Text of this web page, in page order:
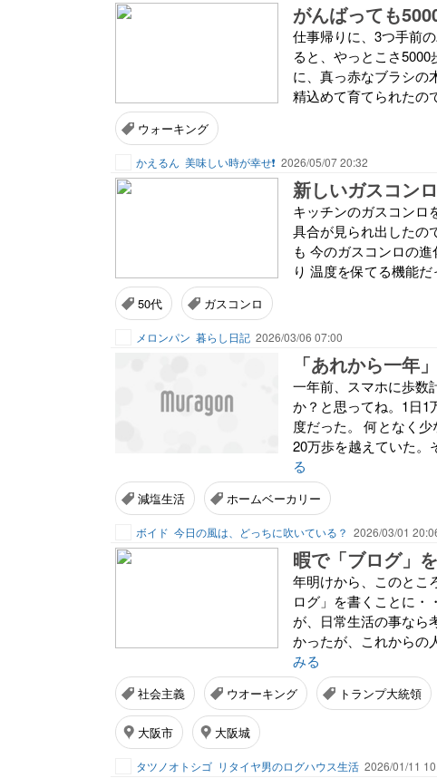
がんばっても
仕事帰りに、3つ手前
ると、やっとこさ
に、真っ赤なブラシの
精込めて育てられたの
ウォーキング
かえるん 美味しい時が幸せ❗️ 2026/05/07 20:32
新しいガスコン
キッチンのガスコンロ
具合が見られ出したの
も 今のガスコンロの
り 温度を保てる機能
50代 ガスコンロ
メロンパン 暮らし日記 2026/03/06 07:00
「あれから一年
一年前、スマホに歩数
か？と思ってね。1日1
度だった。 何となく
20万歩を越えていた。
る
減塩生活 ホームベーカリー
ボイド 今日の風は、どっちに吹いている？ 2026/03/01
暇で「ブログ」
年明けから、このとこ
ログ」を書くことに・
が、日常生活の事なら
かったが、これからの
みる
社会主義 ウオーキング トランプ大統領
大阪市 大阪城
タツノオトシゴ リタイヤ男のログハウス生活 2026/01/11